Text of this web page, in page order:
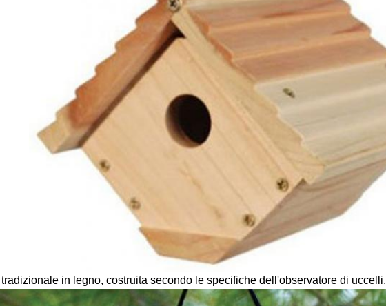
in legno, costruita secondo le specifiche dell'observatore di uccelli.